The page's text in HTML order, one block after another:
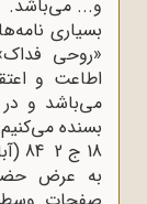
و... می‌باشد.
بسیاری
«روحی
اطاعت و
می‌باشد و در
بسنده
18 ج 2 84 (آبان ماه 43)
به عرض